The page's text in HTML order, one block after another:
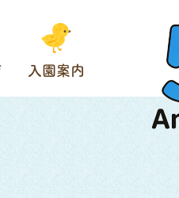
入園案内